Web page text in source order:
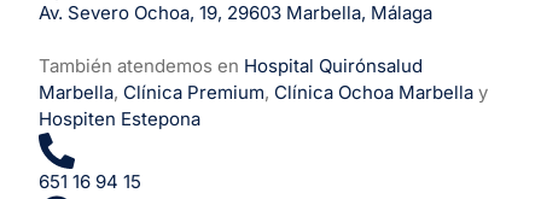
Av. Severo Ochoa, 19, 29603 Marbella, Málaga
También atendemos en Hospital Quirónsalud
Marbella, Clínica Premium, Clínica Ochoa Marbella y
Hospiten Estepona
651 16 94 15